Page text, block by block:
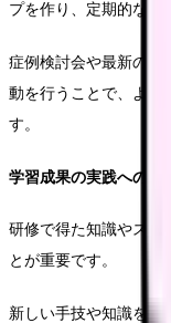
プを作り、定期的な学
症例検討会や最新の医
動を行うことで、より
す。
学習成果の実践への応用
研修で得た知識やスキ
とが重要です。
新しい手技や知識を実